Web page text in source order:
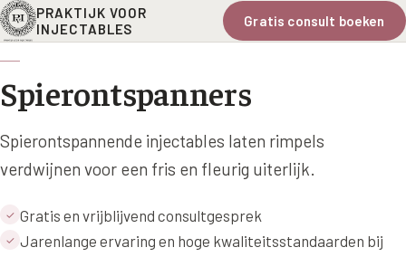
PRAKTIJK VOOR
INJECTABLES
Gratis consult boeken
Spierontspanners
Spierontspannende injectables laten rimpels
verdwijnen voor een fris en fleurig uiterlijk.
✓ Gratis en vrijblijvend consultgesprek
✓ Jarenlange ervaring en hoge kwaliteitsstandaarden bij